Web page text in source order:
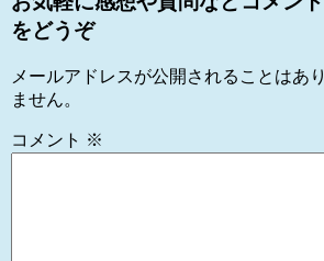
をどうぞ
メールアドレスが公開されることはあり
ません。
コメント ※